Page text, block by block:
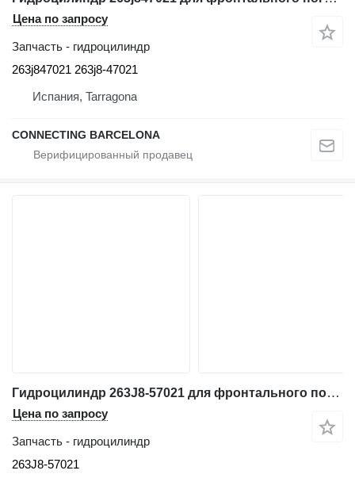
Цена по запросу
Запчасть - гидроцилиндр
263j847021 263j8-47021
Испания, Tarragona
CONNECTING BARCELONA
Гидроцилиндр 263J8-57021 для фронтального погрузчика Hitachi ZW310
Цена по запросу
Запчасть - гидроцилиндр
263J8-57021